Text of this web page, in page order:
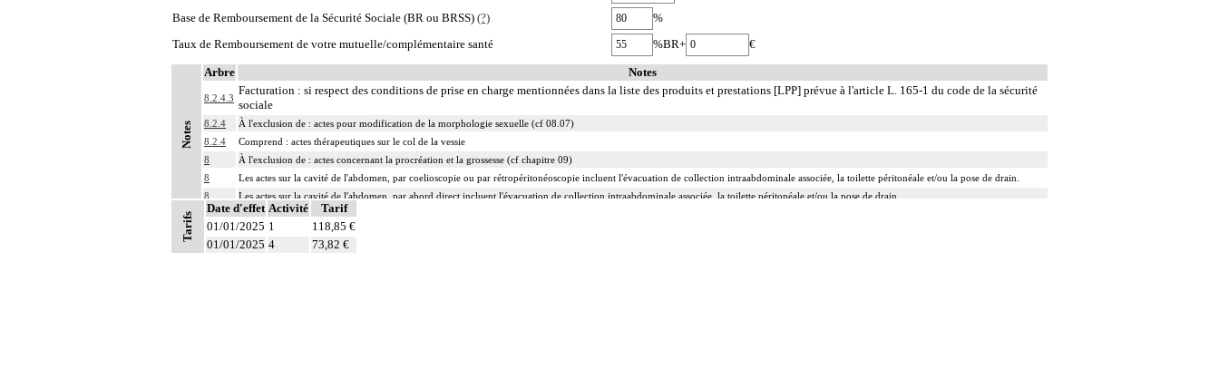
Base de Remboursement de la Sécurité Sociale (BR ou BRSS) (?)
%
Taux de Remboursement de votre mutuelle/complémentaire santé
%BR+ €
Notes
Arbre Notes
8.2.4.3
Facturation : si respect des conditions de prise en charge mentionnées dans la liste des produits et prestations [LPP] prévue à l'article L. 165-1 du code de la sécurité
sociale
8.2.4
À l'exclusion de : actes pour modification de la morphologie sexuelle (cf 08.07)
8.2.4
Comprend : actes thérapeutiques sur le col de la vessie
8
À l'exclusion de : actes concernant la procréation et la grossesse (cf chapitre 09)
8
Les actes sur la cavité de l'abdomen, par coelioscopie ou par rétropéritonéoscopie incluent l'évacuation de collection intraabdominale associée, la toilette péritonéale et/ou la pose de drain.
8
Les actes sur la cavité de l'abdomen, par abord direct incluent l'évacuation de collection intraabdominale associée, la toilette péritonéale et/ou la pose de drain.
Tarifs
Date d'effet Activité
Tarif
01/01/2025 1
118,85 €
01/01/2025 4 73,82 €